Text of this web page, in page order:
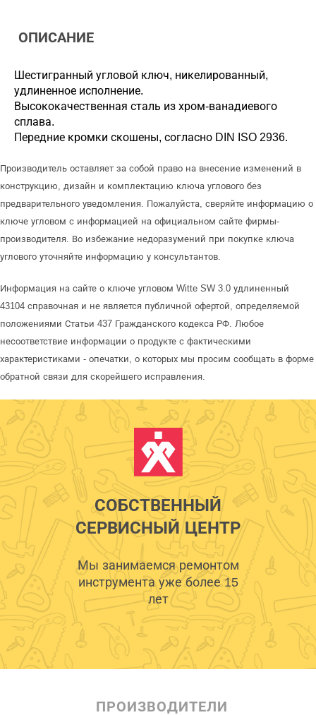
ОПИСАНИЕ
Шестигранный угловой ключ, никелированный,
удлиненное исполнение.
Высококачественная сталь из хром-ванадиевого
сплава.
Передние кромки скошены, согласно DIN ISO 2936.
Производитель оставляет за собой право на внесение изменений в
конструкцию, дизайн и комплектацию ключа углового без
предварительного уведомления. Пожалуйста, сверяйте информацию о
ключе угловом с информацией на официальном сайте фирмы-
производителя. Во избежание недоразумений при покупке ключа
углового уточняйте информацию у консультантов.
Информация на сайте о ключе угловом Witte SW 3.0 удлиненный
43104 справочная и не является публичной офертой, определяемой
положениями Статьи 437 Гражданского кодекса РФ. Любое
несоответствие информации о продукте с фактическими
характеристиками - опечатки, о которых мы просим сообщать в форме
обратной связи для скорейшего исправления.
СОБСТВЕННЫЙ
СЕРВИСНЫЙ ЦЕНТР
Мы занимаемся ремонтом
инструмента уже более 15
лет
ПРОИЗВОДИТЕЛИ